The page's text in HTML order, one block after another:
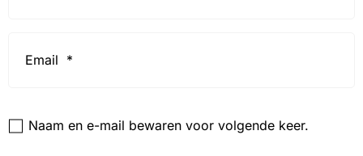
Naam en e-mail bewaren voor volgende keer.